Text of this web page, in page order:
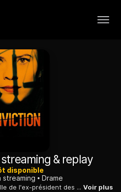
& replay
disponible
streaming
Drame
Hayes Morrison, avocate et fille de l'ex-président des États-Unis, a été arrêtée pour possession de cocaïne. Elle se retrouve en face d'un dilemme : aller en prison ou accepter l'offre d'un rival, Conner Wallace, procureur pour le comté de New York. Voir plus